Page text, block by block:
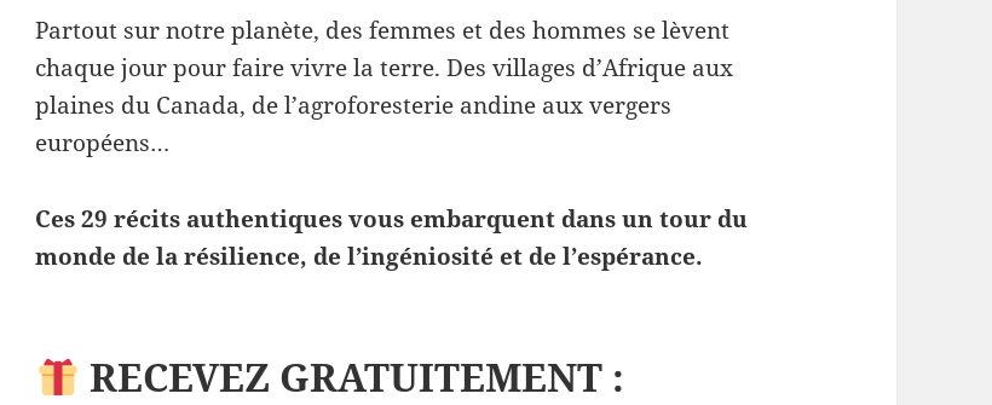
Partout sur notre planète, des femmes et des hommes se lèvent
chaque jour pour faire vivre la terre. Des villages d’Afrique aux
plaines du Canada, de l’agroforesterie andine aux vergers
européens…
Ces 29 récits authentiques vous embarquent dans un tour du
monde de la résilience, de l’ingéniosité et de l’espérance.
RECEVEZ GRATUITEMENT :